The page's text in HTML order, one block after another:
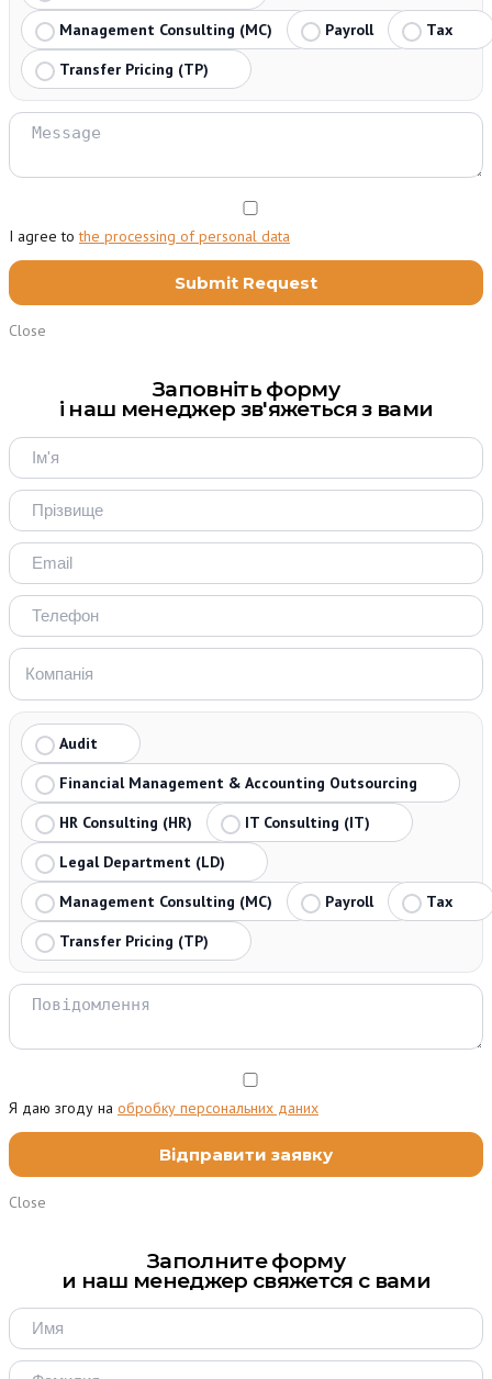
Management Consulting (MC)
Payroll
Tax
Transfer Pricing (TP)
I agree tothe processing of personal data
Close
Заповніть форму
і наш менеджер зв'яжеться з вами
Audit
Financial Management & Accounting Outsourcing
HR Consulting (HR)
IT Consulting (IT)
Legal Department (LD)
Management Consulting (MC)
Payroll
Tax
Transfer Pricing (TP)
Я даю згоду на обробку персональних даних
Close
Заполните форму
и наш менеджер свяжется с вами